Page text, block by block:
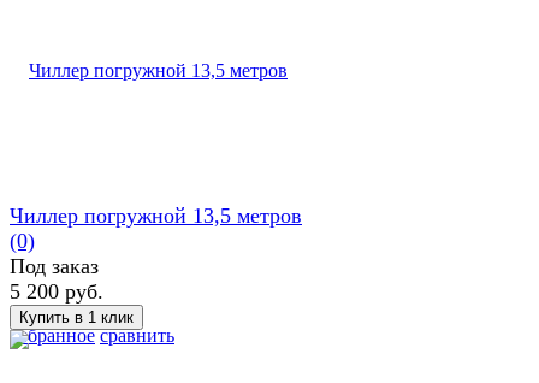
избранное сравнить
Чиллер погружной 13,5 метров
(0)
Под заказ
5 200 руб.